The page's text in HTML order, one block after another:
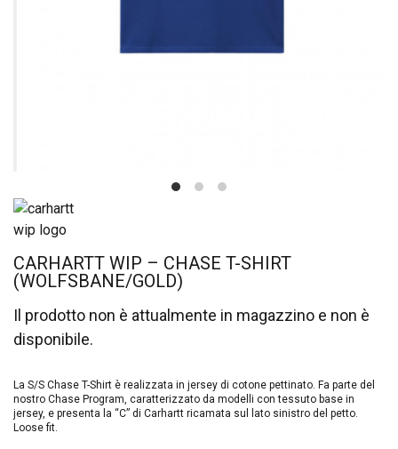
CARHARTT WIP – CHASE T-SHIRT
(WOLFSBANE/GOLD)
Il prodotto non è attualmente in magazzino e non è
disponibile.
La S/S Chase T-Shirt è realizzata in jersey di cotone pettinato. Fa parte del
nostro Chase Program, caratterizzato da modelli con tessuto base in
jersey, e presenta la “C” di Carhartt ricamata sul lato sinistro del petto.
Loose fit.